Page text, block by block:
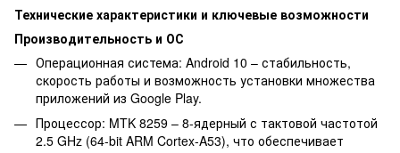
Технические характеристики и ключевые возможности
Производительность и ОС
Операционная система: Android 10 – стабильность,
скорость работы и возможность установки множества
приложений из Google Play.
Процессор: MTK 8259 – 8-ядерный с тактовой частотой
2.5 GHz (64-bit ARM Cortex-A53), что обеспечивает